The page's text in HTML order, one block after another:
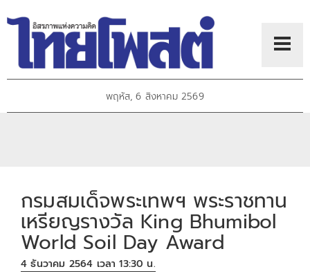
พฤหัส, 6 สิงหาคม 2569
กรมสมเด็จพระเทพฯ พระราชทาน
เหรียญรางวัล King Bhumibol
World Soil Day Award
4 ธันวาคม 2564 เวลา 13:30 น.